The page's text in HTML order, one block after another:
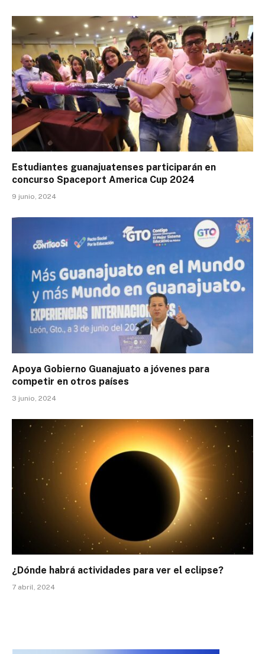
Estudiantes guanajuatenses participarán en
concurso Spaceport America Cup 2024
9 junio, 2024
Apoya Gobierno Guanajuato a jóvenes para
competir en otros países
3 junio, 2024
¿Dónde habrá actividades para ver el eclipse?
7 abril, 2024